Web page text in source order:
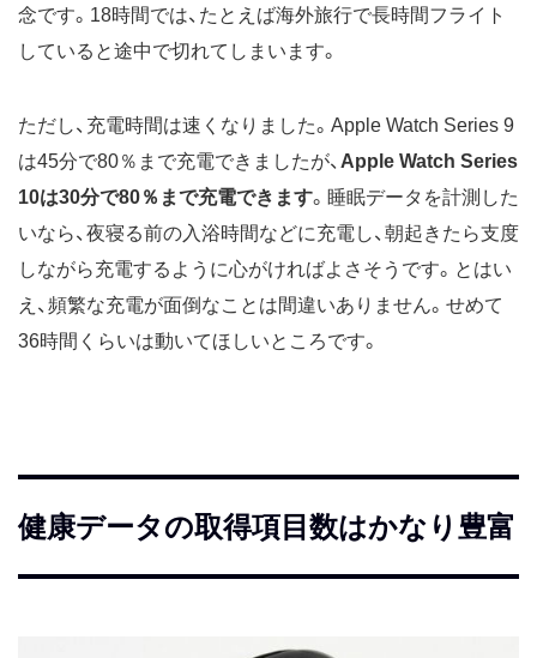
念です。18時間では、たとえば海外旅行で長時間フライト
していると途中で切れてしまいます。
ただし、充電時間は速くなりました。Apple Watch Series 9
は45分で80％まで充電できましたが、 Apple Watch Series
10は30分で80％まで充電できます。睡眠データを計測した
いなら、夜寝る前の入浴時間などに充電し、朝起きたら支度
しながら充電するように心がければよさそうです。とはい
え、頻繁な充電が面倒なことは間違いありません。せめて
36時間くらいは動いてほしいところです。
健康データの取得項目数はかなり豊富